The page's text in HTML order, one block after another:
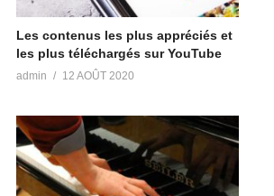
Les contenus les plus appréciés et
les plus téléchargés sur YouTube
admin 12 AOÛT 2020